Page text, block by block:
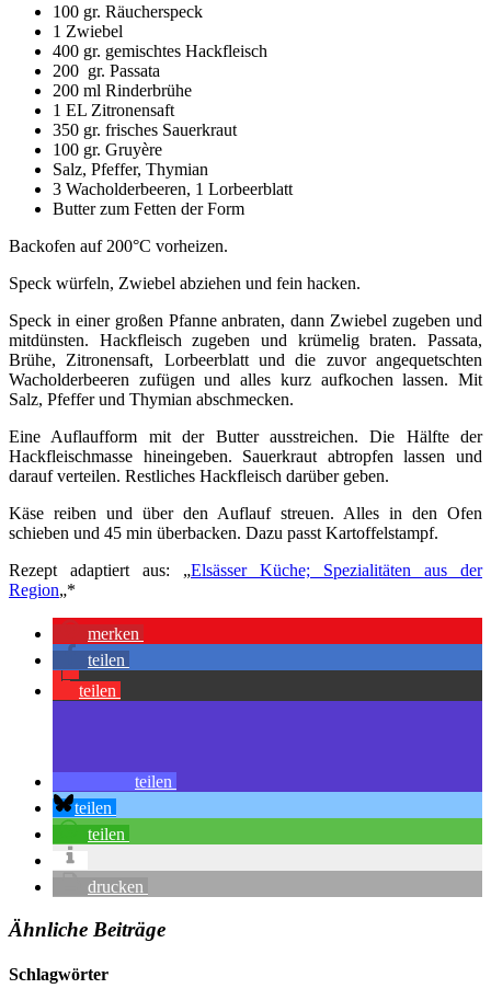
100 gr. Räucherspeck
1 Zwiebel
400 gr. gemischtes Hackfleisch
200 gr. Passata
200 ml Rinderbrühe
1 EL Zitronensaft
350 gr. frisches Sauerkraut
100 gr. Gruyère
Salz, Pfeffer, Thymian
3 Wacholderbeeren, 1 Lorbeerblatt
Butter zum Fetten der Form
Backofen auf 200°C vorheizen.
Speck würfeln, Zwiebel abziehen und fein hacken.
Speck in einer großen Pfanne anbraten, dann Zwiebel zugeben und
mitdünsten. Hackfleisch zugeben und krümelig braten. Passata,
Brühe, Zitronensaft, Lorbeerblatt und die zuvor angequetschten
Wacholderbeeren zufügen und alles kurz aufkochen lassen. Mit
Salz, Pfeffer und Thymian abschmecken.
Eine Auflaufform mit der Butter ausstreichen. Die Hälfte der
Hackfleischmasse hineingeben. Sauerkraut abtropfen lassen und
darauf verteilen. Restliches Hackfleisch darüber geben.
Käse reiben und über den Auflauf streuen. Alles in den Ofen
schieben und 45 min überbacken. Dazu passt Kartoffelstampf.
Rezept adaptiert aus: „Elsässer Küche; Spezialitäten aus der
Region„*
merken
teilen
teilen
teilen
teilen
teilen
drucken
Ähnliche Beiträge
Schlagwörter